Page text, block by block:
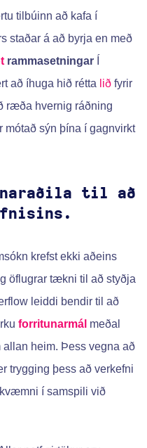
tilbúinn að kafa í
staðar á að byrja en með
rammasetningar
að íhuga hið rétta lið fyrir
ræða hvernig ráðning
mótað sýn þína í gagnvirkt
til að
krefst ekki aðeins
öflugrar tækni til að styðja
leiddi bendir til að
forritunarmál meðal
allan heim. Þess vegna að
trygging þess að verkefni
í samspili við